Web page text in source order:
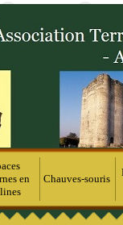
en
Chauves-souris